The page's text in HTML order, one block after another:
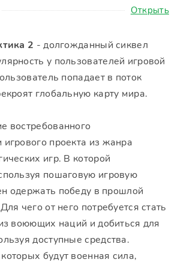
Открыть
2 - долгожданный сиквел
у пользователей игровой
попадает в поток
глобальную карту мира.
востребованного
проекта из жанра
игр. В которой
пошаговую игровую
одержать победу в прошлой
чего от него потребуется стать
воюющих наций и добиться для
доступные средства.
будут военная сила,